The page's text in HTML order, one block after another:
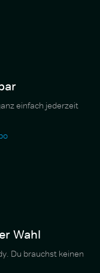
einfach jederzeit
Wahl
Du brauchst keinen